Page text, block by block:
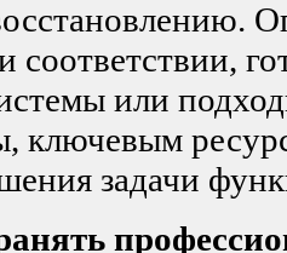
соответствии,
или
ключевым
задачи